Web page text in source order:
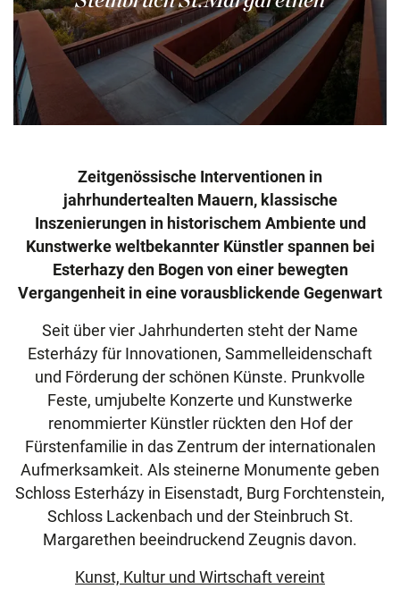
Zeitgenössische Interventionen in
jahrhundertealten Mauern, klassische
Inszenierungen in historischem Ambiente und
Kunstwerke weltbekannter Künstler spannen bei
Esterhazy den Bogen von einer bewegten
Vergangenheit in eine vorausblickende Gegenwart
Seit über vier Jahrhunderten steht der Name
Esterházy für Innovationen, Sammelleidenschaft
und Förderung der schönen Künste. Prunkvolle
Feste, umjubelte Konzerte und Kunstwerke
renommierter Künstler rückten den Hof der
Fürstenfamilie in das Zentrum der internationalen
Aufmerksamkeit. Als steinerne Monumente geben
Schloss Esterházy in Eisenstadt, Burg Forchtenstein,
Schloss Lackenbach und der Steinbruch St.
Margarethen beeindruckend Zeugnis davon.
Kunst, Kultur und Wirtschaft vereint